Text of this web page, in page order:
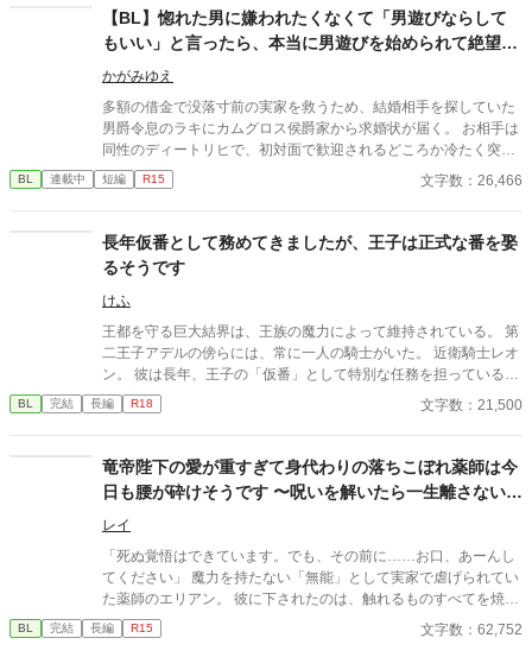
婚を承諾するまでここから出さないと王子から溢れるほどの愛を
与えられる。ハッピーエンドオメガバースBLです。
【BL】惚れた男に嫌われたくなくて「男遊びならして
もいい」と言ったら、本当に男遊びを始められて絶望し
ている侯爵令息の話
かがみゆえ
多額の借金で没落寸前の実家を救うため、結婚相手を探していた
男爵令息のラキにカムグロス侯爵家から求婚状が届く。 お相手は
同性のディートリヒで、初対面で歓迎されるどころか冷たく突き
放されてしまう。 『必要最低限関わるな』 『愛人を作るな』
『男遊びならしてもいい』 ディートリヒから実家の借金を完済す
め上手なラキの周りには可愛い令息が集まり、推し活状態に。 一
方、ディートリヒだけが嫉妬で胃を痛める日々。 ラキへの恋心を
BL 連載中 短編 R15 文字数：26,466
長年仮番として務めてきましたが、王子は正式な番を娶
るそうです
けふ
王都を守る巨大結界は、王族の魔力によって維持されている。 第
二王子アデルの傍らには、常に一人の騎士がいた。 近衛騎士レオ
ン。 彼は長年、王子の「仮番」として特別な任務を担っている。
しかし王子は、他国の王女との正式な番契約が決まってしまっ
た。 仮番の役目は、そこで終わるはずだった。 だが結界塔で行わ
士。 主と臣下。 越えてはならない境界を前にしても、 王子は騎
士の手を取る。 「共に立て」 ※オメガバースではありません ※
ふんわり読んでください ※なんでも許せる方向け ※イラストはC
hatGPTさん
BL 完結 長編 R18 文字数：21,500
竜帝陛下の愛が重すぎて身代わりの落ちこぼれ薬師は今
日も腰が砕けそうです 〜呪いを解いたら一生離さないと
宣言されました〜
レイ
「死ぬ覚悟はできています。でも、その前に……お口、あーんし
てください」 魔力を持たない「無能」として実家で虐げられてい
た薬師のエリアン。 彼に下されたのは、触れるものすべてを焼き
尽くす「死の竜帝」ヴァレリウスへの、身代わりの婚姻だった。
BL 完結 長編 R15 文字数：62,752